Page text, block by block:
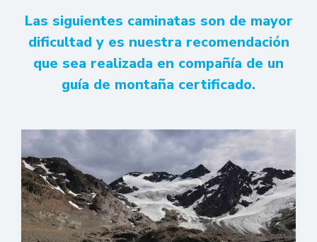
Las siguientes caminatas son de mayor
dificultad y es nuestra recomendación
que sea realizada en compañía de un
guía de montaña certificado.